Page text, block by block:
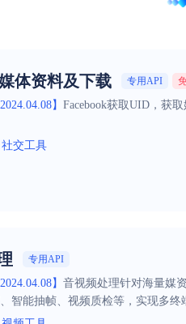
体资料及下载 专用API
】 Facebook获取UID，获
社交工具
专用API
】 音视频处理针对海量媒
智能抽帧、视频质检等，实现多终